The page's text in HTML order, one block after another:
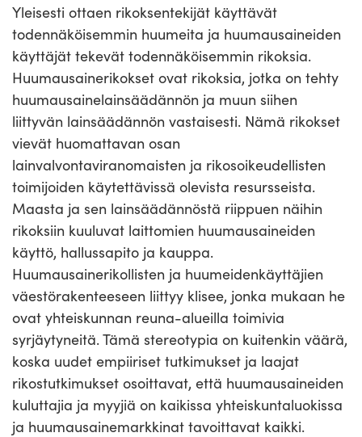
Yleisesti ottaen rikoksentekijät käyttävät
todennäköisemmin huumeita ja huumausaineiden
käyttäjät tekevät todennäköisemmin rikoksia.
Huumausainerikokset ovat rikoksia, jotka on tehty
huumausainelainsäädännön ja muun siihen
liittyvän lainsäädännön vastaisesti. Nämä rikokset
vievät huomattavan osan
lainvalvontaviranomaisten ja rikosoikeudellisten
toimijoiden käytettävissä olevista resursseista.
Maasta ja sen lainsäädännöstä riippuen näihin
rikoksiin kuuluvat laittomien huumausaineiden
käyttö, hallussapito ja kauppa.
Huumausainerikollisten ja huumeidenkäyttäjien
väestörakenteeseen liittyy klisee, jonka mukaan he
ovat yhteiskunnan reuna-alueilla toimivia
syrjäytyneitä. Tämä stereotypia on kuitenkin väärä,
koska uudet empiiriset tutkimukset ja laajat
rikostutkimukset osoittavat, että huumausaineiden
kuluttajia ja myyjiä on kaikissa yhteiskuntaluokissa
ja huumausainemarkkinat tavoittavat kaikki.